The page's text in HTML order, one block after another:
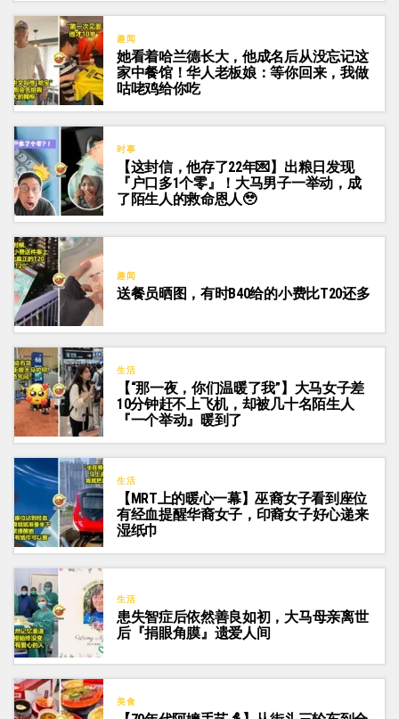
趣闻
她看着哈兰德长大，他成名后从没忘记这
家中餐馆！华人老板娘：等你回来，我做
咕咾鸡给你吃
时事
【这封信，他存了22年💌】出粮日发现
『户口多1个零』！大马男子一举动，成
了陌生人的救命恩人🥹
趣闻
送餐员晒图，有时B40给的小费比T20还多
生活
【“那一夜，你们温暖了我”】大马女子差
10分钟赶不上飞机，却被几十名陌生人
『一个举动』暖到了
生活
【MRT上的暖心一幕】巫裔女子看到座位
有经血提醒华裔女子，印裔女子好心递来
湿纸巾
生活
患失智症后依然善良如初，大马母亲离世
后『捐眼角膜』遗爱人间
美食